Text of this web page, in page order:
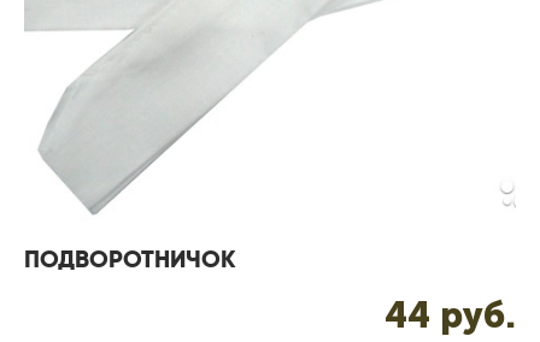
ПОДВОРОТНИЧОК
44 pуб.